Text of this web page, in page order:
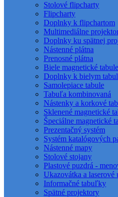
Stolové flipcharty
Flipcharty
Doplnky k flipchartom
Multimediálne
Doplnky ku spätnej
Nástenné plátna
Prenosné plátna
Biele magnetické tabule
Doplnky k bielym
Samolepiace tabule
Tabuľa kombinovaná
Nástenky a korkové
Sklenené magnetické
Špeciálne magnetické
Prezentačný systém
Systém katalógových
Nástenné mapy
Stolové stojany
Plastové puzdrá -
Ukazovátka a laserové
Informačné tabuľky
Spätné projektory